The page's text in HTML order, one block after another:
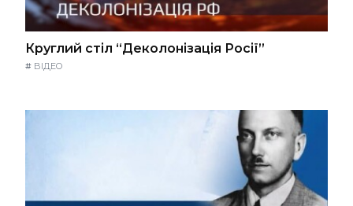
Круглий стіл “Деколонізація Росії”
# ВІДЕО